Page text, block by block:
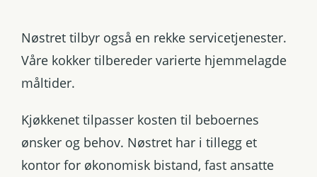
Nøstret tilbyr også en rekke servicetjenester.
Våre kokker tilbereder varierte hjemmelagde
måltider.
Kjøkkenet tilpasser kosten til beboernes
ønsker og behov. Nøstret har i tillegg et
kontor for økonomisk bistand, fast ansatte